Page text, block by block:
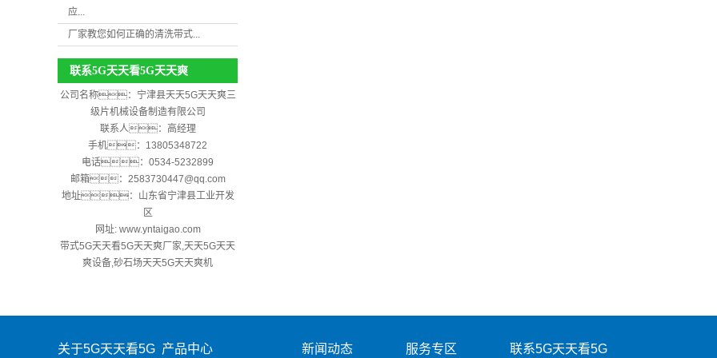
应...
厂家教您如何正确的清洗带式...
联系5G天天看5G天天爽
公司名称：宁津县天天5G天天爽三
级片机械设备制造有限公司
联系人：高经理
手机：13805348722
电话：0534-5232899
邮箱：2583730447@qq.com
地址：山东省宁津县工业开发
区
网址: www.yntaigao.com
带式5G天天看5G天天爽厂家,天天5G天天
爽设备,砂石场天天5G天天爽机
关于5G天天看5G 产品中心 新闻动态 服务专区 联系5G天天看5G